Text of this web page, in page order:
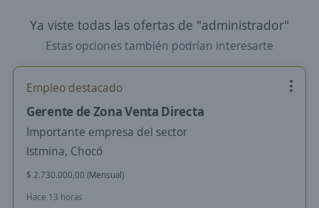
Ya viste todas las ofertas de "administrador"
Estas opciones también podrían interesarte
Empleo destacado
Gerente de Zona Venta Directa
Importante empresa del sector
Istmina, Chocó
$ 2.730.000,00 (Mensual)
Hace 13 horas